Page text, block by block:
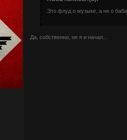
Это флуд о музыке, а не о
Да, собственно, не я и начал...